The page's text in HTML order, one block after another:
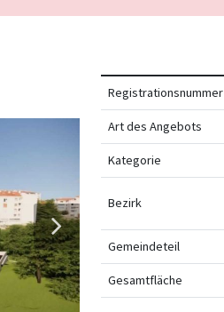
Registrationsnummer
Art des Angebots
Kategorie
Bezirk
Gemeindeteil
Gesamtfläche